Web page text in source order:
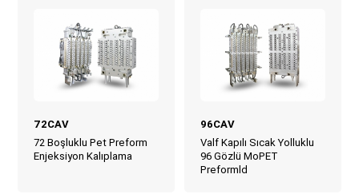
72CAV
72 Boşluklu Pet Preform
Enjeksiyon Kalıplama
96CAV
Valf Kapılı Sıcak Yolluklu
96 Gözlü MoPET
Preformld